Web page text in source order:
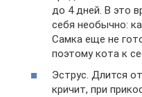
до 4 дней. В это
себя необычно:
Самка еще не
поэтому кота к
Эструс. Длится
кричит, при